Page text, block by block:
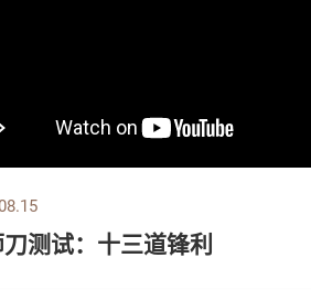
测试：十三道锋利